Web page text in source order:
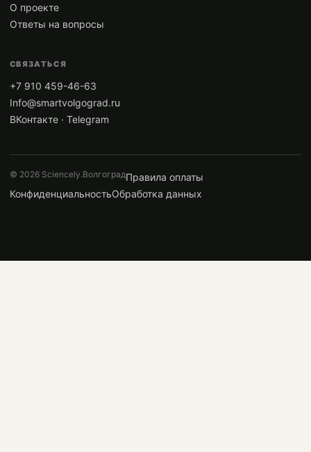
О проекте
Ответы на вопросы
СВЯЗАТЬСЯ
+7 910 459-46-63
Info@smartvolgograd.ru
ВКонтакте · Telegram
© 2026 Sciencely.ВолгоградПравила оплаты
КонфиденциальностьОбработка данных